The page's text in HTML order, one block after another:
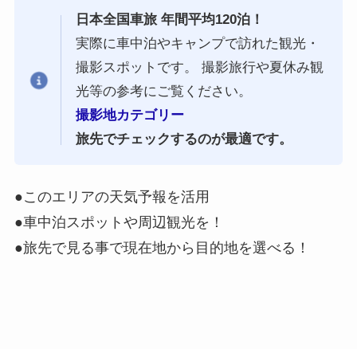
日本全国車旅 年間平均120泊！
実際に車中泊やキャンプで訪れた観光・
撮影スポットです。 撮影旅行や夏休み観
光等の参考にご覧ください。
撮影地カテゴリー
旅先でチェックするのが最適です。
●このエリアの天気予報を活用
●車中泊スポットや周辺観光を！
●旅先で見る事で現在地から目的地を選べる！